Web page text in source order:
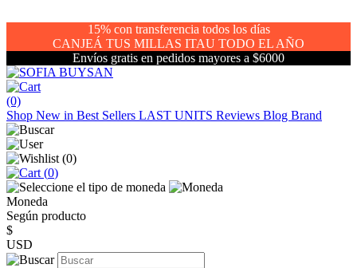
15% con transferencia todos los días
CANJEÁ TUS MILLAS ITAU TODO EL AÑO
Envíos gratis en pedidos mayores a $6000
(0)
Shop New in Best Sellers LAST UNITS Reviews Blog Brand
(0)
(0)
Moneda
Según producto
$
USD